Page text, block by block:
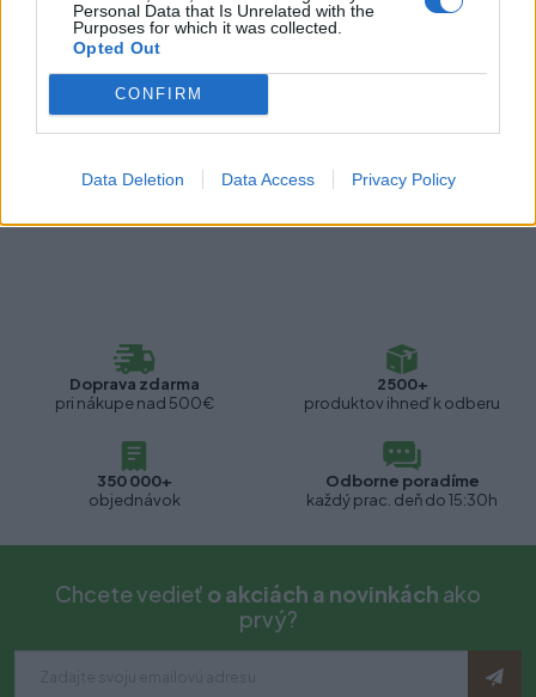
Personal Data that Is Unrelated with the
Purposes for which it was collected.
Opted Out
CONFIRM
Data Deletion Data Access Privacy Policy
Recenzie produktu
Doprava zdarma
pri nákupe nad 500€
2500+
produktov ihneď k odberu
350 000+
objednávok
Odborne poradíme
každý prac. deň do 15:30h
Chcete vedieť o akciách a novinkách ako
prvý?